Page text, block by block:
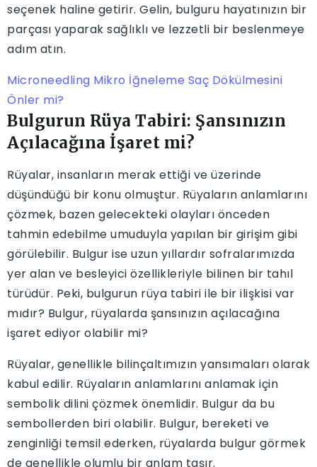
seçenek haline getirir. Gelin, bulguru hayatınızın bir
parçası yaparak sağlıklı ve lezzetli bir beslenmeye
adım atın.
Microneedling Mikro İğneleme Saç Dökülmesini
Önler mi?
Bulgurun Rüya Tabiri: Şansınızın
Açılacağına İşaret mi?
Rüyalar, insanların merak ettiği ve üzerinde
düşündüğü bir konu olmuştur. Rüyaların anlamlarını
çözmek, bazen gelecekteki olayları önceden
tahmin edebilme umuduyla yapılan bir girişim gibi
görülebilir. Bulgur ise uzun yıllardır sofralarımızda
yer alan ve besleyici özellikleriyle bilinen bir tahıl
türüdür. Peki, bulgurun rüya tabiri ile bir ilişkisi var
mıdır? Bulgur, rüyalarda şansınızın açılacağına
işaret ediyor olabilir mi?
Rüyalar, genellikle bilinçaltımızın yansımaları olarak
kabul edilir. Rüyaların anlamlarını anlamak için
sembolik dilini çözmek önemlidir. Bulgur da bu
sembollerden biri olabilir. Bulgur, bereketi ve
zenginliği temsil ederken, rüyalarda bulgur görmek
de genellikle olumlu bir anlam taşır.